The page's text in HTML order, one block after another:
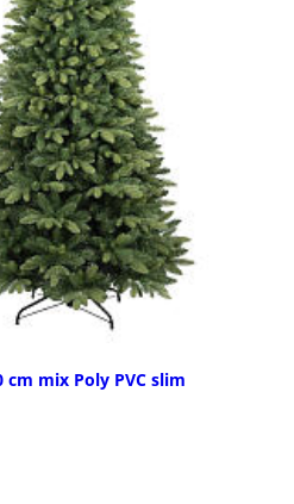
cm mix Poly PVC slim